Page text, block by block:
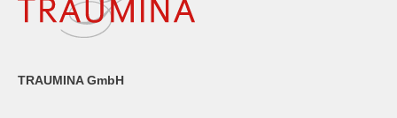
TRAUMINA GmbH